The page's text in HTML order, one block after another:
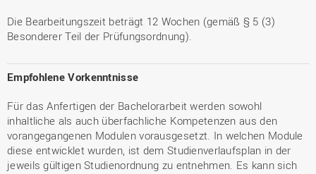
Die Bearbeitungszeit beträgt 12 Wochen (gemäß § 5 (3)
Besonderer Teil der Prüfungsordnung).
Empfohlene Vorkenntnisse
Für das Anfertigen der Bachelorarbeit werden sowohl
inhaltliche als auch überfachliche Kompetenzen aus den
vorangegangenen Modulen vorausgesetzt. In welchen Module
diese entwicklet wurden, ist dem Studienverlaufsplan in der
jeweils gültigen Studienordnung zu entnehmen. Es kann sich